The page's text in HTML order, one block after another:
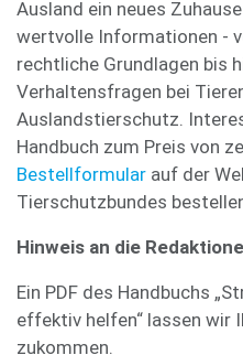
Ausland ein neues
wertvolle Informationen -
rechtliche Grundlagen bis
Verhaltensfragen bei
Auslandstierschutz.
Handbuch zum Preis von
Bestellformular auf der
Tierschutzbundes
Hinweis an die
Ein PDF des Handbuchs
effektiv helfen“ lassen wir
zukommen.